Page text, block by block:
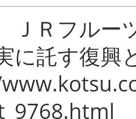
Ｒフルー
に託す復興